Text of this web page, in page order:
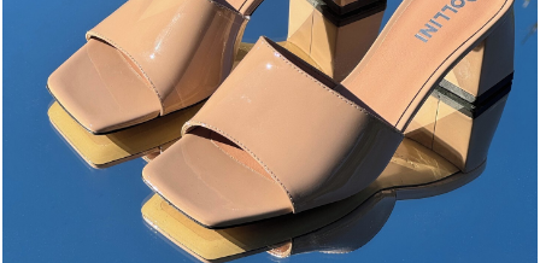
The most-wanted mules and sandals are now on sale. ...